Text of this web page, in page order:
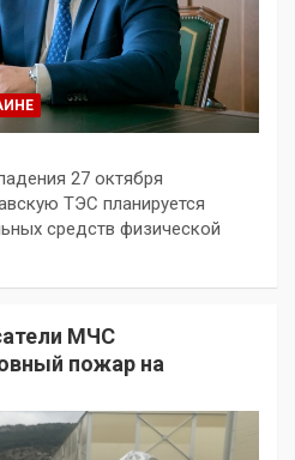
27 октября
ТЭС планируется
средств физической
МЧС
пожар на